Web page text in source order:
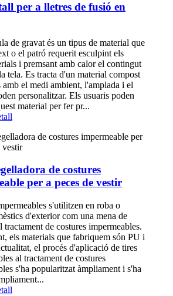
per a lletres de fusió en
de gravat és un tipus de material que
o el patró requerit esculpint els
i premsant amb calor el contingut
tela. Es tracta d'un material compost
amb el medi ambient, l'amplada i el
personalitzar. Els usuaris poden
material per fer pr...
de costures
per a peces de vestir
s'utilitzen en roba o
d'exterior com una mena de
tractament de costures impermeables.
els materials que fabriquem són PU i
el procés d'aplicació de tires
al tractament de costures
s'ha popularitzat àmpliament i s'ha